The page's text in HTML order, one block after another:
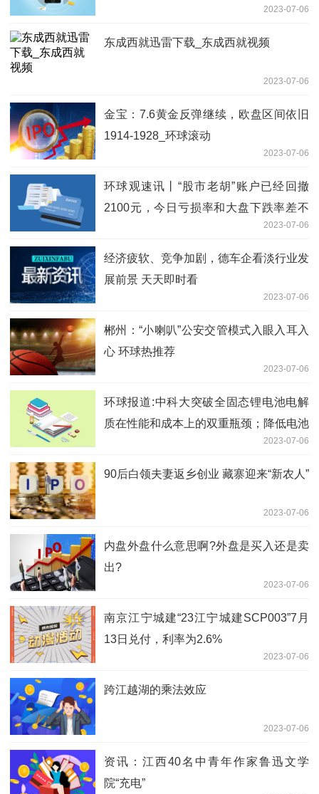
2023-07-06
东成西就迅雷下载_东成西就视频
2023-07-06
金宝：7.6黄金反弹继续，欧盘区间依旧
1914-1928_环球滚动
2023-07-06
环球观速讯丨“股市老胡”账户已经回撤
2100元，今日亏损率和大盘下跌率差不
太多，本人表示满意，期待下一次大盘翻
红时能赚得更多……
2023-07-06
经济疲软、竞争加剧，德车企看淡行业发
展前景 天天即时看
2023-07-06
郴州：“小喇叭”公安交管模式入眼入耳入
心 环球热推荐
2023-07-06
环球报道:中科大突破全固态锂电池电解
质在性能和成本上的双重瓶颈；降低电池
爆炸和火灾风险！宁德时代吴凯团队获得
2023年欧洲发明家奖！｜36氪新能源日
2023-07-06
90后白领夫妻返乡创业 藏寨迎来“新农人”
2023-07-06
内盘外盘什么意思啊?外盘是买入还是卖
出?
2023-07-06
南京江宁城建“23江宁城建SCP003”7月
13日兑付，利率为2.6%
2023-07-06
跨江越湖的乘法效应
2023-07-06
资讯：江西40名中青年作家鲁迅文学
院“充电”